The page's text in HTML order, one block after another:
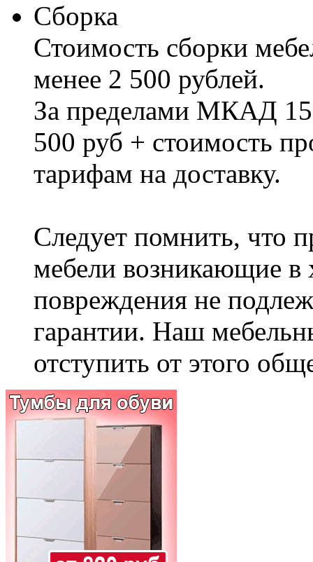
Сборка
Стоимость сборки
менее 2 500 рублей.
За пределами МКАД
500 руб + стоимость
тарифам на доставку.
Следует помнить, что
мебели возникающие в
повреждения не
гарантии. Наш
отступить от этого